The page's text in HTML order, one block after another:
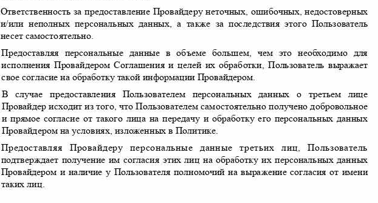
Ответственность за предоставление Провайдеру неточных ,ошибочных ,недостоверных
и/или неполных персональных данных ,а также за последствия этого Пользователь
несет самостоятельно
Предоставляя персональные данные в объеме большем ,чем это необходимо для
исполнения Провайдером Соглашения и целей их обработки ,Пользователь выражает
свое согласие на обработку такой информации Провайдером
В случае предоставления Пользователем персональных данных о третьем лице
Провайдер исходит из того,что Пользователем самостоятельно получено добровольное
и прямое согласие от такого лица на передачу и обработку его персональных данных
Провайдером на условиях ,изложенных в Политике
Предоставляя Провайдеру персональные данные третьих лиц ,Пользователь
подтверждает получение им согласия этих лиц на обработку их персональных данных
Провайдером и наличие у Пользователя полномочий на выражение согласия от имени
таких лиц